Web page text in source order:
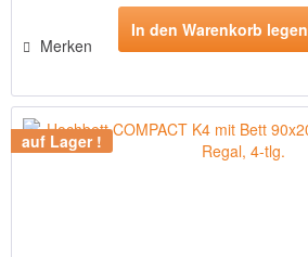
Merken
In den Warenkorb legen
auf Lager !